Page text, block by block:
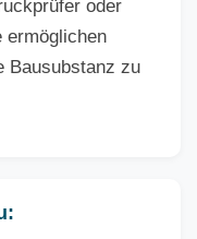
oder
ermöglichen
Bausubstanz zu